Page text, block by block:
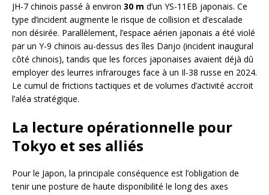
JH-7 chinois passé à environ 30 m d’un YS-11EB japonais. Ce
type d’incident augmente le risque de collision et d’escalade
non désirée. Parallèlement, l’espace aérien japonais a été violé
par un Y-9 chinois au-dessus des îles Danjo (incident inaugural
côté chinois), tandis que les forces japonaises avaient déjà dû
employer des leurres infrarouges face à un Il-38 russe en 2024.
Le cumul de frictions tactiques et de volumes d’activité accroit
l’aléa stratégique.
La lecture opérationnelle pour
Tokyo et ses alliés
Pour le Japon, la principale conséquence est l’obligation de
tenir une posture de haute disponibilité le long des axes